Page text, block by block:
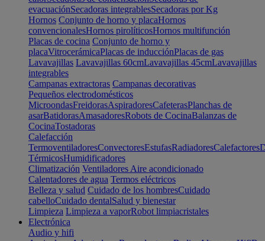
evacuaciónSecadoras integrablesSecadoras por Kg
Hornos Conjunto de horno y placaHornos
convencionalesHornos pirolíticosHornos multifunción
Placas de cocina Conjunto de horno y
placaVitrocerámicaPlacas de inducciónPlacas de gas
Lavavajillas Lavavajillas 60cmLavavajillas 45cmLavavajillas
integrables
Campanas extractoras Campanas decorativas
Pequeños electrodomésticos
MicroondasFreidorasAspiradoresCafeterasPlanchas de
asarBatidorasAmasadoresRobots de CocinaBalanzas de
CocinaTostadoras
Calefacción
TermoventiladoresConvectoresEstufasRadiadoresCalefactores
TérmicosHumidificadores
Climatización Ventiladores Aire acondicionado
Calentadores de agua Termos eléctricos
Belleza y salud Cuidado de los hombresCuidado
cabelloCuidado dentalSalud y bienestar
Limpieza Limpieza a vaporRobot limpiacristales
Electrónica
Audio y hifi